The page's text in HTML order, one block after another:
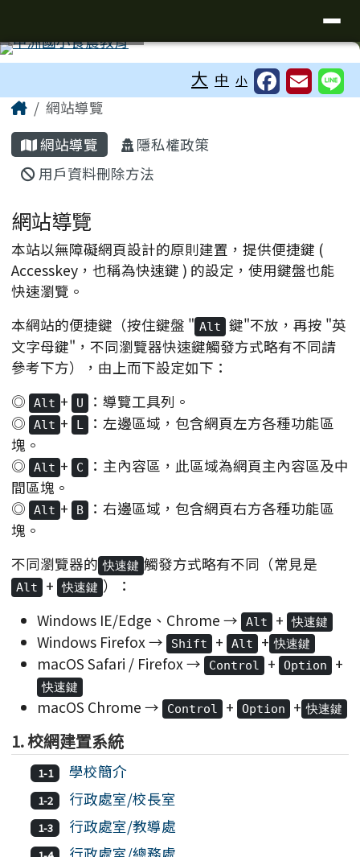
⏸
大 中 小
主內容區域
Home網站導覽
網站導覽
隱私權政策
用戶資料刪除方法
網站導覽
本站以無障礙網頁設計的原則建置，提供便捷鍵 (
Accesskey，也稱為快速鍵 ) 的設定，使用鍵盤也能
快速瀏覽。
本網站的便捷鍵（按住鍵盤 " Alt
鍵"不放，再按 "英
文字母鍵"，不同瀏覽器快速鍵觸發方式略有不同請
參考下方），由上而下設定如下：
◎
Alt + U
：導覽工具列。
◎
Alt + L
：左邊區域，包含網頁左方各種功能區
塊。
◎
Alt + C
：主內容區，此區域為網頁主內容區及中
間區塊。
◎
Alt + B
：右邊區域，包含網頁右方各種功能區
塊。
不同瀏覽器的 快速鍵 觸發方式略有不同（常見是
Alt + 快速鍵 ）：
Windows IE/Edge、Chrome →
Alt + 快速鍵
Windows Firefox → Shift + Alt + 快速鍵
macOS Safari / Firefox → Control + Option +
快速鍵
macOS Chrome → Control + Option + 快速鍵
1. 校網建置系統
1-1 學校簡介
1-2 行政處室/校長室
1-3 行政處室/教導處
頁尾區域